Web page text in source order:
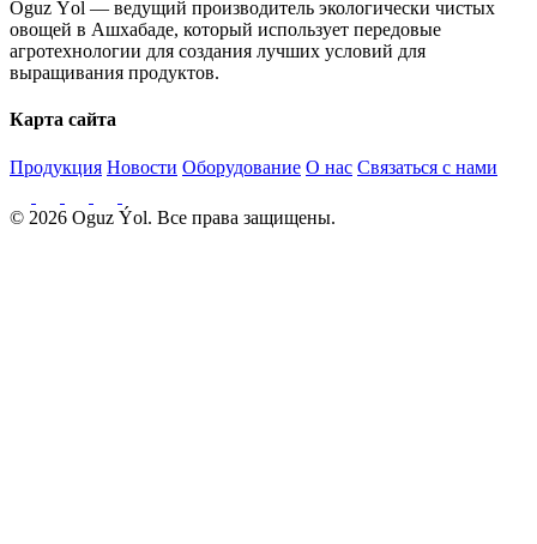
Oguz Ýol — ведущий производитель экологически чистых
овощей в Ашхабаде, который использует передовые
агротехнологии для создания лучших условий для
выращивания продуктов.
Карта сайта
Продукция Новости Оборудование О нас Связаться с нами
© 2026 Oguz Ýol. Все права защищены.